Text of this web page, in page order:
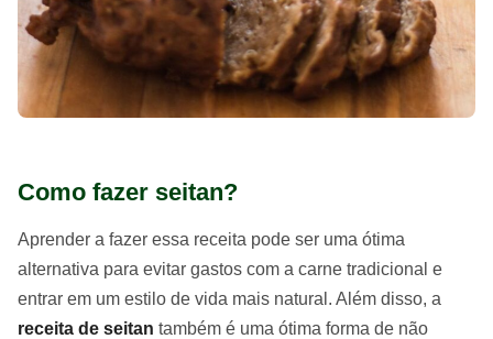
Como fazer seitan?
Aprender a fazer essa receita pode ser uma ótima
alternativa para evitar gastos com a carne tradicional e
entrar em um estilo de vida mais natural. Além disso, a
receita de seitan também é uma ótima forma de não